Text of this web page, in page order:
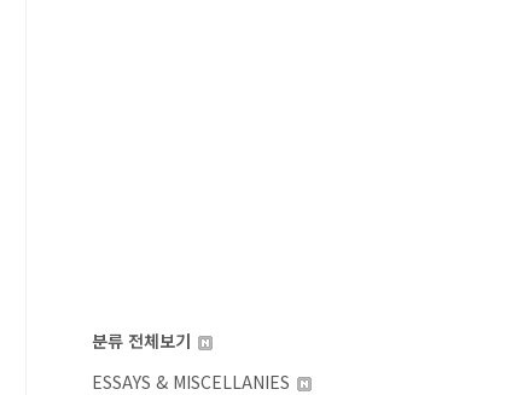
분류 전체보기
ESSAYS & MISCELLANIES